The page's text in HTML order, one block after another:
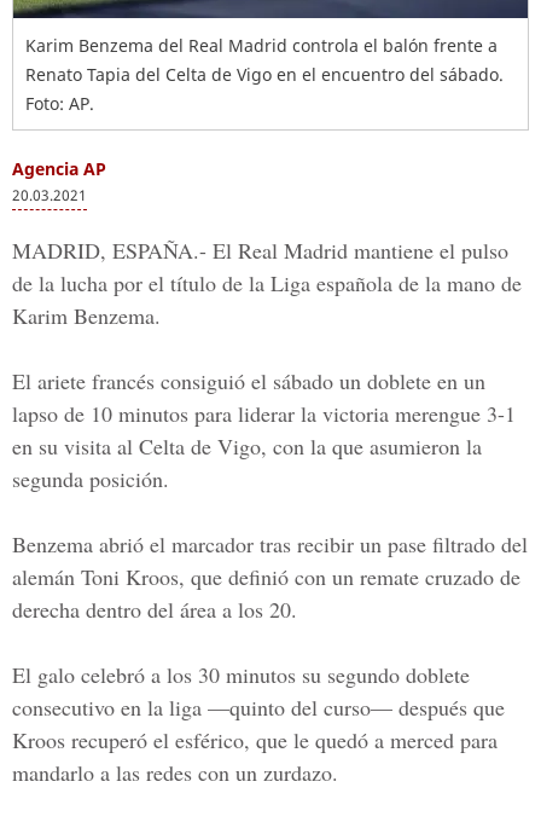
Karim Benzema del Real Madrid controla el balón frente a
Renato Tapia del Celta de Vigo en el encuentro del sábado.
Foto: AP.
Agencia AP
20.03.2021
MADRID, ESPAÑA.- El Real Madrid mantiene el pulso
de la lucha por el título de la Liga española de la mano de
Karim Benzema.
El ariete francés consiguió el sábado un doblete en un
lapso de 10 minutos para liderar la victoria merengue 3-1
en su visita al Celta de Vigo, con la que asumieron la
segunda posición.
Benzema abrió el marcador tras recibir un pase filtrado del
alemán Toni Kroos, que definió con un remate cruzado de
derecha dentro del área a los 20.
El galo celebró a los 30 minutos su segundo doblete
consecutivo en la liga —quinto del curso— después que
Kroos recuperó el esférico, que le quedó a merced para
mandarlo a las redes con un zurdazo.